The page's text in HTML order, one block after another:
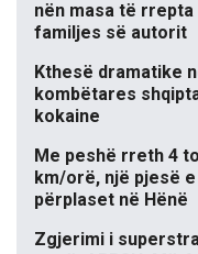
nën masa të
familjes së autorit
Kthesë dramatike
kombëtares
kokaine
Me peshë rreth 4
km/orë, një pjesë
përplaset në Hënë
Zgjerimi i